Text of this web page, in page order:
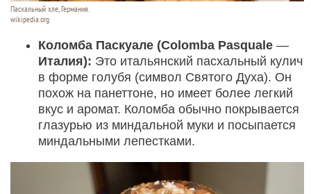
Пасхальный хле, Германия.
wikipedia.org
Коломба Паскуале (Colomba Pasquale —
Италия): Это итальянский пасхальный кулич
в форме голубя (символ Святого Духа). Он
похож на панеттоне, но имеет более легкий
вкус и аромат. Коломба обычно покрывается
глазурью из миндальной муки и посыпается
миндальными лепестками.